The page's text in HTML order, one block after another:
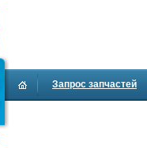
Запрос запчастей